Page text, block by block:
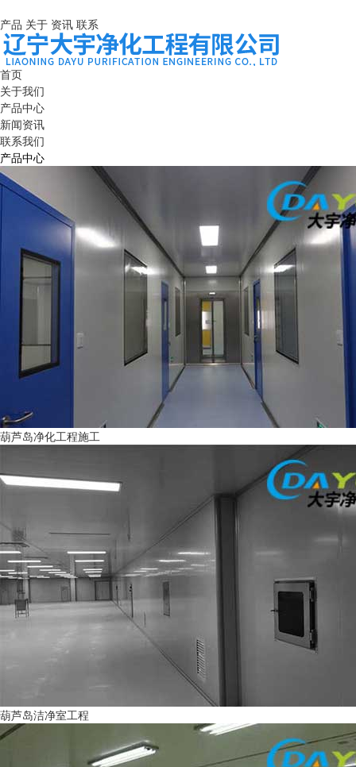
产品 关于 资讯 联系
首页
关于我们
产品中心
新闻资讯
联系我们
产品中心
葫芦岛净化工程施工
葫芦岛洁净室工程